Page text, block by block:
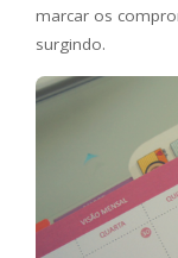
marcar os
surgindo.